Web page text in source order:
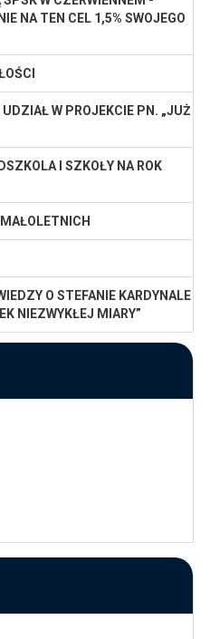
NA TEN CEL 1,5% SWOJEGO
W PROJEKCIE PN. „JUŻ
I SZKOŁY NA ROK
O STEFANIE KARDYNALE
NIEZWYKŁEJ MIARY”